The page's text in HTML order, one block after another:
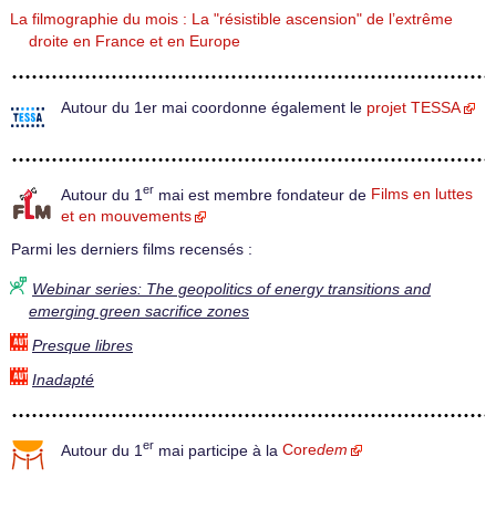
La filmographie du mois : La "résistible ascension" de l’extrême
droite en France et en Europe
Autour du 1er mai coordonne également le projet TESSA
Autour du 1 er mai est membre fondateur de Films en luttes
et en mouvements
Parmi les derniers films recensés :
Webinar series: The geopolitics of energy transitions and
emerging green sacrifice zones
Presque libres
Inadapté
Autour du 1 er mai participe à la Coredem